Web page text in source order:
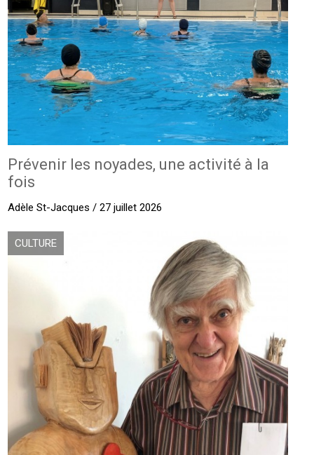
Prévenir les noyades, une activité à la
fois
Adèle St-Jacques / 27 juillet 2026
CULTURE